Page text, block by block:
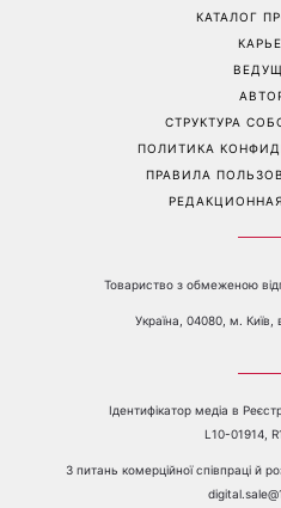
КАТАЛОГ
СТРУКТУРА
ПОЛИТИКА
ПРАВИЛА
Товариство з обмеженою
Україна, 04080, м. Київ,
Ідентифікатор медіа в
L10-01914,
З питань комерційної співпраці й